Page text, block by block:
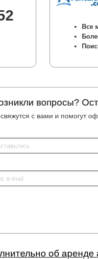
Все
вопросы?
с вами и помогут
об аренде